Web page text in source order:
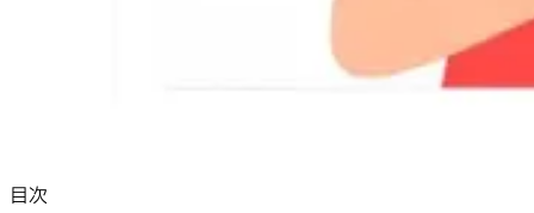
目次